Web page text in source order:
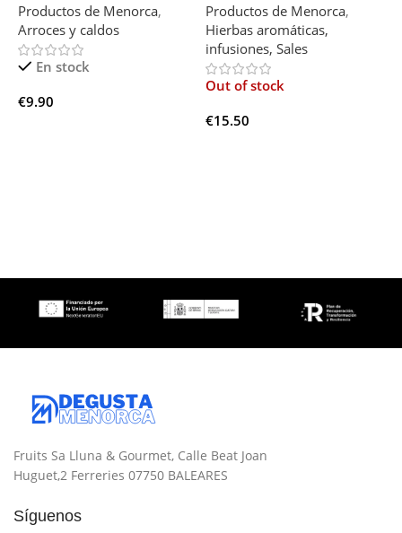
Productos de Menorca,
Arroces y caldos
En stock
€9.90
Productos de Menorca,
Hierbas aromáticas,
infusiones, Sales
Out of stock
€15.50
Fruits Sa Lluna & Gourmet, Calle Beat Joan
Huguet,2 Ferreries 07750 BALEARES
Síguenos